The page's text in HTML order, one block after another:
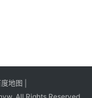
地图